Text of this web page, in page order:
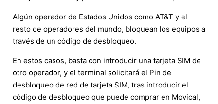
Algún operador de Estados Unidos como AT&T y el
resto de operadores del mundo, bloquean los equipos a
través de un código de desbloqueo.
En estos casos, basta con introducir una tarjeta SIM de
otro operador, y el terminal solicitará el Pin de
desbloqueo de red de tarjeta SIM, tras introducir el
código de desbloqueo que puede comprar en Movical,